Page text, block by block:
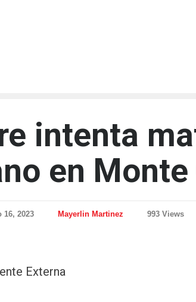
intenta
en
16, 2023 Mayerlin Martinez 993 Views
Externa